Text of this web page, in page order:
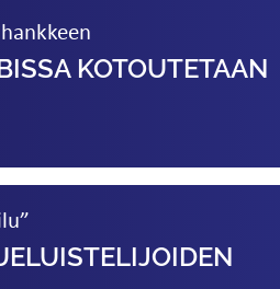
KOTOUTETAAN